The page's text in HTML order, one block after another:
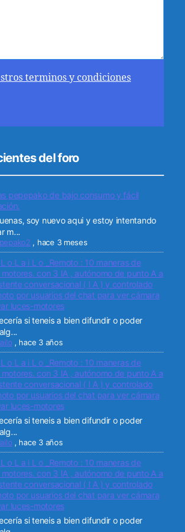
terminos y condiciones
del foro
pepepako de bajo consumo y fácil
soy nuevo aqui y estoy intentando
m...
, hace 3 meses
o L a i L o _Remoto : 10 maneras de
con 3 IA , autónomo de punto A a
conversacional ( I A ) y controlado
por usuarios del chat para ver cámara
luces-motores
si teneis a bien difundir o poder
, hace 3 años
o L a i L o _Remoto : 10 maneras de
con 3 IA , autónomo de punto A a
conversacional ( I A ) y controlado
por usuarios del chat para ver cámara
luces-motores
si teneis a bien difundir o poder
, hace 3 años
o L a i L o _Remoto : 10 maneras de
con 3 IA , autónomo de punto A a
conversacional ( I A ) y controlado
por usuarios del chat para ver cámara
luces-motores
si teneis a bien difundir o poder